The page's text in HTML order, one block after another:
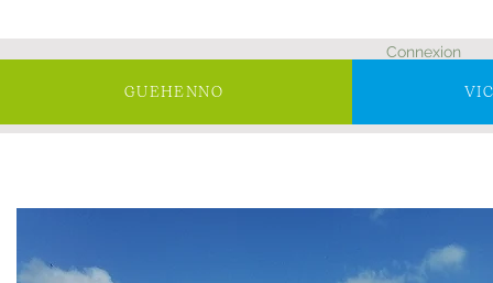
Connexion
GUEHENNO